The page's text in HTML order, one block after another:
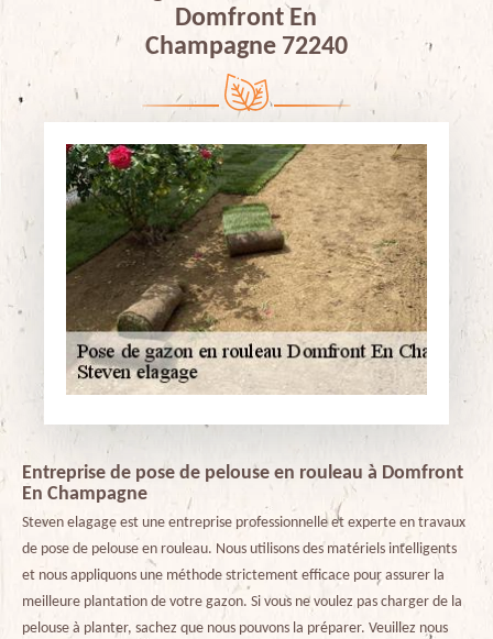
Domfront En
Champagne 72240
Entreprise de pose de pelouse en rouleau à Domfront
En Champagne
Steven elagage est une entreprise professionnelle et experte en travaux
de pose de pelouse en rouleau. Nous utilisons des matériels intelligents
et nous appliquons une méthode strictement efficace pour assurer la
meilleure plantation de votre gazon. Si vous ne voulez pas charger de la
pelouse à planter, sachez que nous pouvons la préparer. Veuillez nous